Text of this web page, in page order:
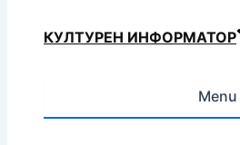
КУЛТУРЕН ИНФОРМАТОР